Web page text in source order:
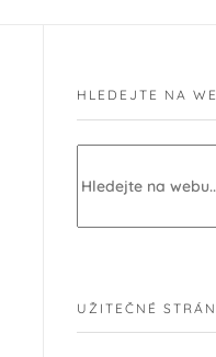
HLEDEJTE NA
UŽITEČNÉ